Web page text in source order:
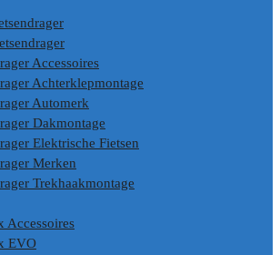
Accessoires
Achterklepmontage
Automerk
Dakmontage
Elektrische Fietsen
Merken
Trekhaakmontage
Accessoires
EVO